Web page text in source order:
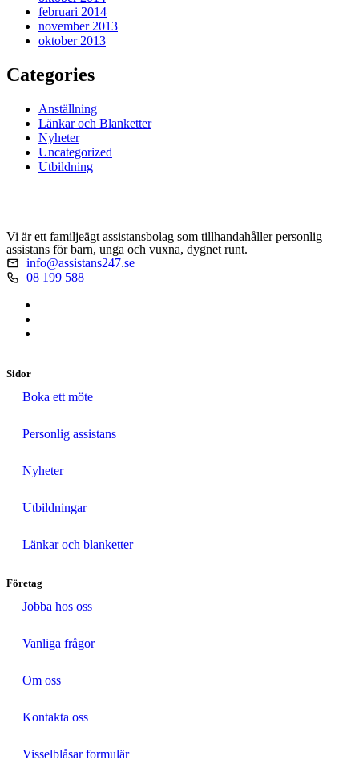
februari 2014
november 2013
oktober 2013
Categories
Anställning
Länkar och Blanketter
Nyheter
Uncategorized
Utbildning
Vi är ett familjeägt assistansbolag som tillhandahåller personlig
assistans för barn, unga och vuxna, dygnet runt.
info@assistans247.se
08 199 588
Sidor
Boka ett möte
Personlig assistans
Nyheter
Utbildningar
Länkar och blanketter
Företag
Jobba hos oss
Vanliga frågor
Om oss
Kontakta oss
Visselblåsar formulär